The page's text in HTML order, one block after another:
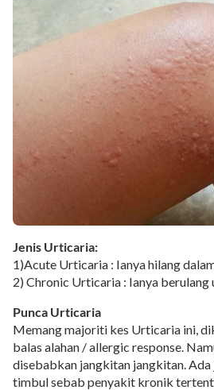
Jenis Urticaria:
1)Acute Urticaria : Ianya hilang
2) Chronic Urticaria : Ianya berulang
Punca Urticaria
Memang majoriti kes Urticaria ini,
balas alahan / allergic response.
disebabkan jangkitan jangkitan.
timbul sebab penyakit kronik